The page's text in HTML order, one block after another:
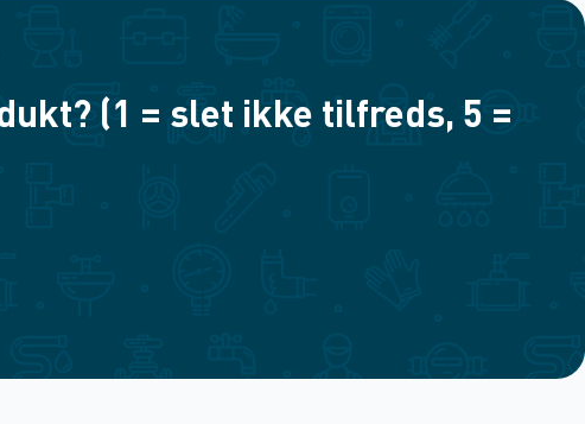
(1 = slet ikke tilfreds, 5 =